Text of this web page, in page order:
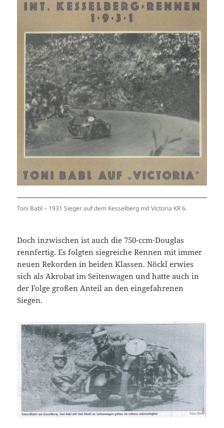
Toni Babl – 1931 Sieger auf dem Kesselberg mit Victoria KR 6.
Doch inzwischen ist auch die 750-ccm-Douglas
rennfertig. Es folgten siegreiche Rennen mit immer
neuen Rekorden in beiden Klassen. Nöckl erwies
sich als Akrobat im Seitenwagen und hatte auch in
der Folge großen Anteil an den eingefahrenen
Siegen.